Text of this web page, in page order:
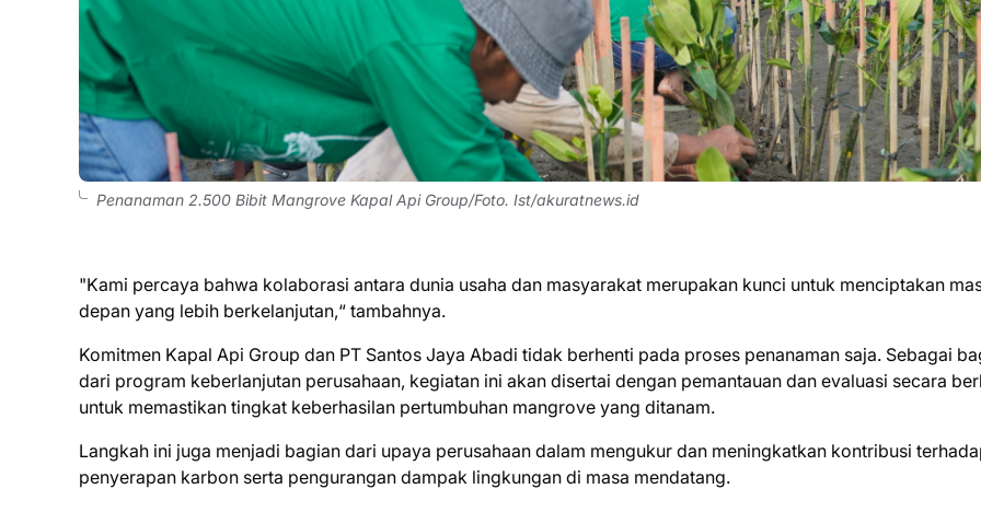
Penanaman 2.500 Bibit Mangrove Kapal Api Group/Foto. Ist/akuratnews.id
"Kami percaya bahwa kolaborasi antara dunia usaha dan masyarakat merupakan kunci untuk menciptakan
depan yang lebih berkelanjutan,“ tambahnya.
Komitmen Kapal Api Group dan PT Santos Jaya Abadi tidak berhenti pada proses penanaman saja. Sebagai
dari program keberlanjutan perusahaan, kegiatan ini akan disertai dengan pemantauan dan evaluasi secara
untuk memastikan tingkat keberhasilan pertumbuhan mangrove yang ditanam.
Langkah ini juga menjadi bagian dari upaya perusahaan dalam mengukur dan meningkatkan kontribusi
penyerapan karbon serta pengurangan dampak lingkungan di masa mendatang.